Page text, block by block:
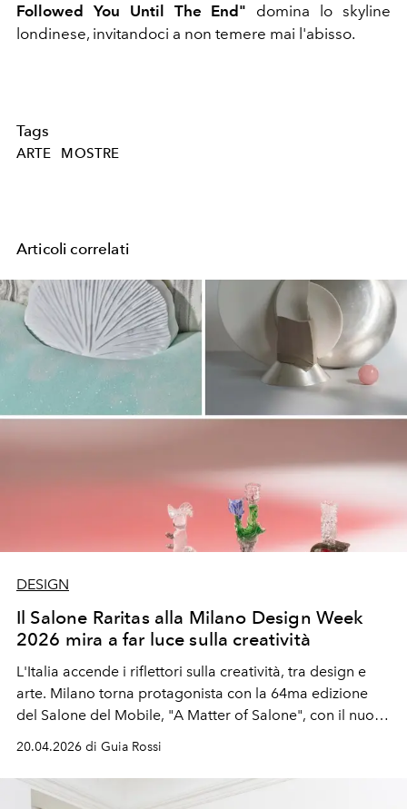
Followed You Until The End" domina lo skyline
londinese, invitandoci a non temere mai l'abisso.
Tags
ARTE MOSTRE
Articoli correlati
DESIGN
Il Salone Raritas alla Milano Design Week
2026 mira a far luce sulla creatività
L'Italia accende i riflettori sulla creatività, tra design e
arte. Milano torna protagonista con la 64ma edizione
del Salone del Mobile, "A Matter of Salone", con il nuovo
progetto "Raritas. Curated icons, unique objects, and
appuntamenti del Fuorisalone. Una Design week sempre
più spostata verso l'arte, anticipata da Miart, fiera
20.04.2026 di Guia Rossi